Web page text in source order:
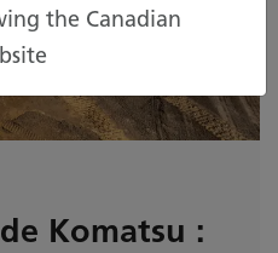
Komatsu :
the Canadian